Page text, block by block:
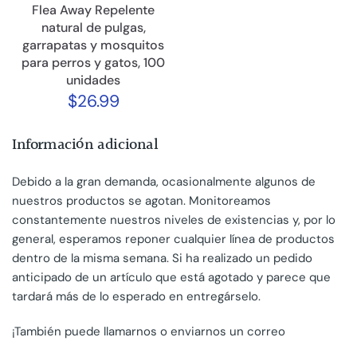
Flea Away Repelente
natural de pulgas,
garrapatas y mosquitos
para perros y gatos, 100
unidades
$26.99
Información adicional
Debido a la gran demanda, ocasionalmente algunos de
nuestros productos se agotan. Monitoreamos
constantemente nuestros niveles de existencias y, por lo
general, esperamos reponer cualquier línea de productos
dentro de la misma semana. Si ha realizado un pedido
anticipado de un artículo que está agotado y parece que
tardará más de lo esperado en entregárselo.
¡También puede llamarnos o enviarnos un correo